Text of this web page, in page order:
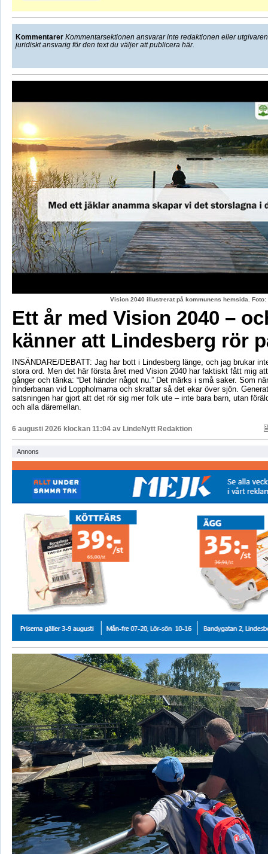
Kommentarer Kommentarsektionen ansvarar inte redaktionen eller
juridiskt ansvarig för den text du väljer att publicera här.
Vision 2040 illustrerat på kommunens hemsida.
Ett år med Vision 2040 –
känner att Lindesberg rör
INSÄNDARE/DEBATT: Jag har bott i Lindesberg länge, och jag brukar
stora ord. Men det här första året med Vision 2040 har faktiskt fått mig
gånger och tänka: “Det händer något nu.” Det märks i små saker. Som
hinderbanan vid Loppholmarna och skrattar så det ekar över sjön.
satsningen har gjort att det rör sig mer folk ute – inte bara barn, utan
och alla däremellan.
6 augusti 2026 klockan 11:04 av LindeNytt Redaktion
Annons